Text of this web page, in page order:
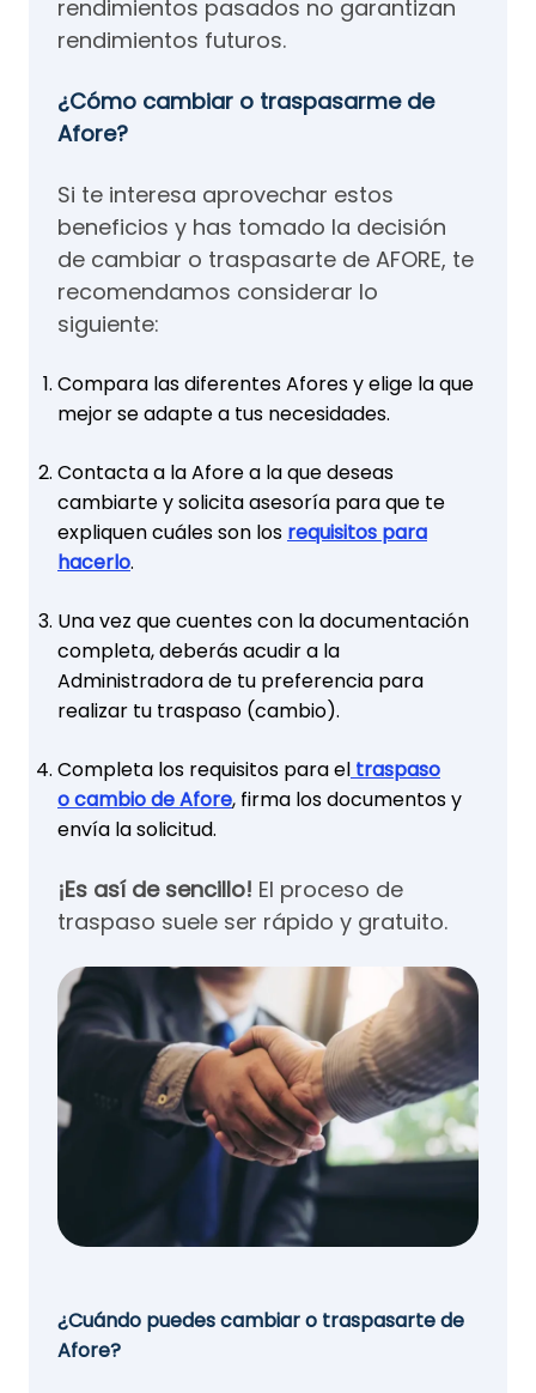
rendimientos pasados no garantizan
rendimientos futuros.
¿Cómo cambiar o traspasarme de
Afore?
Si te interesa aprovechar estos
beneficios y has tomado la decisión
de cambiar o traspasarte de AFORE, te
recomendamos considerar lo
siguiente:
Compara las diferentes Afores y elige la que
mejor se adapte a tus necesidades.
Contacta a la Afore a la que deseas
cambiarte y solicita asesoría para que te
expliquen cuáles son los requisitos para
hacerlo.
Una vez que cuentes con la documentación
completa, deberás acudir a la
Administradora de tu preferencia para
realizar tu traspaso (cambio).
Completa los requisitos para el traspaso
o cambio de Afore, firma los documentos y
envía la solicitud.
¡Es así de sencillo! El proceso de
traspaso suele ser rápido y gratuito.
¿Cuándo puedes cambiar o traspasarte de
Afore?